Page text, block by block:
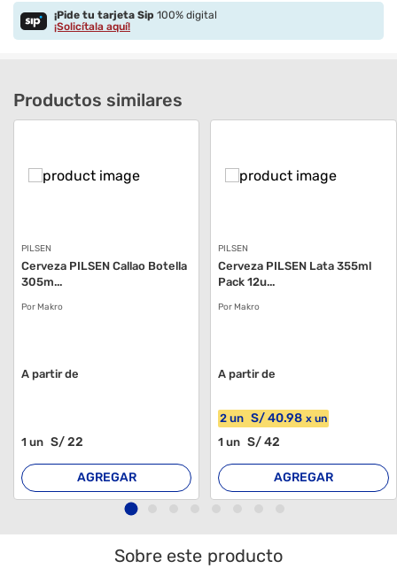
¡Pide tu tarjeta Sip 100% digital
¡Solicítala aquí!
Productos similares
PILSEN
Cerveza PILSEN Callao Botella
305m...
Por Makro
A partir de
1 un S/22
AGREGAR
PILSEN
Cerveza PILSEN Lata 355ml
Pack 12u...
Por Makro
A partir de
2 un S/40.98 xun
1un S/42
AGREGAR
Sobre este producto